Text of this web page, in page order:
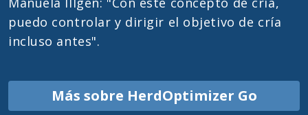
puedo controlar y dirigir el objetivo de cría
incluso antes".
Más sobre HerdOptimizer Go